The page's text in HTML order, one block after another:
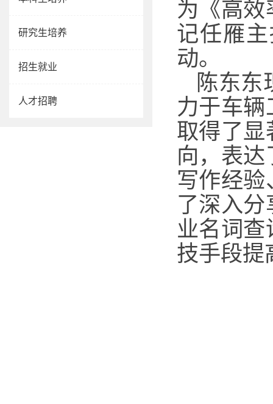
研究生培养
招生就业
人才招聘
为《高
记任雁
动。
陈东东
力于车
取得了显
向，表
写作经验
了深入
业名词查
技手段提